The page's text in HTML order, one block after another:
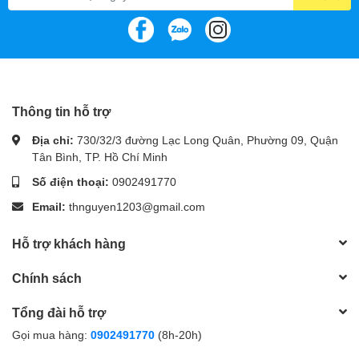
bảng
Gen 1, 2 x USB 2.0/1.1, 1 x RJ-45, 3 x audio jacks
Hệ
hành
Hệ số
Micro ATX, 23.3cm x 19.8cm
Thông tin hỗ trợ
Địa chỉ: 730/32/3 đường Lạc Long Quân, Phường 09, Quận
Tân Bình, TP. Hồ Chí Minh
Số điện thoại: 0902491770
Email: thnguyen1203@gmail.com
Hỗ trợ khách hàng
Chính sách
Tổng đài hỗ trợ
Gọi mua hàng: 0902491770 (8h-20h)